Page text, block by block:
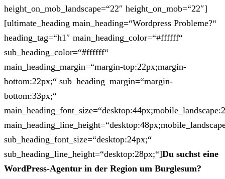
height_on_mob_landscape=“22″ height_on_mob=“22″]
[ultimate_heading main_heading=“Wordpress Probleme?“
heading_tag=“h1″ main_heading_color=“#ffffff“
sub_heading_color=“#ffffff“
main_heading_margin=“margin-top:22px;margin-
bottom:22px;“ sub_heading_margin=“margin-
bottom:33px;“
sub_heading_font_size=“desktop:24px;“
sub_heading_line_height=“desktop:28px;“]Du suchst eine
WordPress-Agentur in der Region um Burglesum?